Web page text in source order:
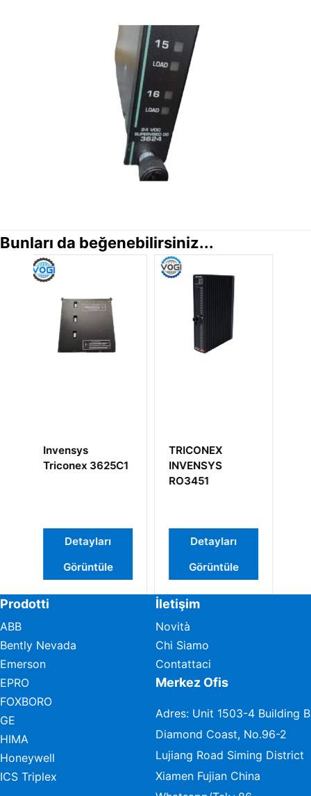
Bunları da beğenebilirsiniz...
TRICONEX
INVENSYS
Detayları
Görüntüle
Invensys
Triconex
MP2101S2
Detayları
Görüntüle
Prodotti
ABB
Bently Nevada
Emerson
EPRO
FOXBORO
GE
HIMA
Honeywell
ICS Triplex
İletişim
Novità
Chi Siamo
Contattaci
Merkez Ofis
Adres: Unit 1503-4 Building B
Diamond Coast, No.96-2
Lujiang Road Siming District
Xiamen Fujian China